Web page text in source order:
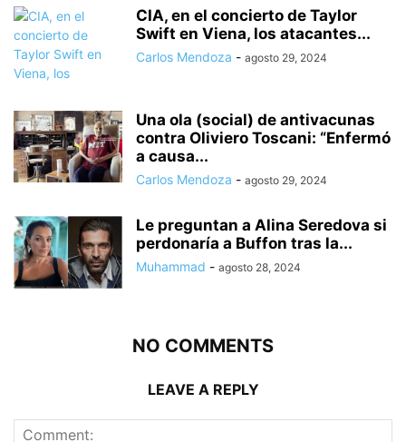
CIA, en el concierto de Taylor
Swift en Viena, los atacantes...
Carlos Mendoza - agosto 29, 2024
Una ola (social) de antivacunas
contra Oliviero Toscani: “Enfermó
a causa...
Carlos Mendoza - agosto 29, 2024
Le preguntan a Alina Seredova si
perdonaría a Buffon tras la...
Muhammad - agosto 28, 2024
NO COMMENTS
LEAVE A REPLY